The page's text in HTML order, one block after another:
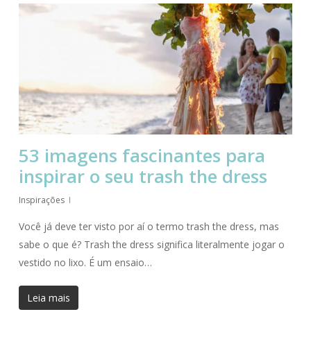
53 imagens fascinantes para
inspirar o seu trash the dress
Inspirações
Você já deve ter visto por aí o termo trash the dress, mas
sabe o que é? Trash the dress significa literalmente jogar o
vestido no lixo. É um ensaio…
Leia mais